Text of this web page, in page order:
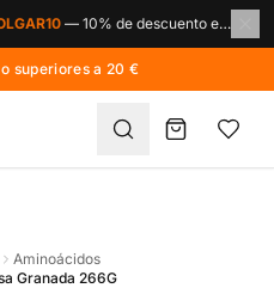
— 10% de descuento en toda la marca Solgar.
superiores a 20 €
Aminoácidos
Granada 266G